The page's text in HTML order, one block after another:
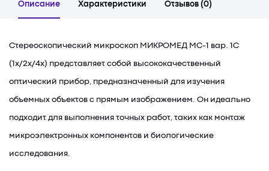
Описание Характеристики Отзывов (0)
Стереоскопический микроскоп МИКРОМЕД МС-1 вар. 1С
(1х/2х/4х) представляет собой высококачественный
оптический прибор, предназначенный для изучения
объемных объектов с прямым изображением. Он идеально
подходит для выполнения точных работ, таких как монтаж
микроэлектронных компонентов и биологические
исследования.